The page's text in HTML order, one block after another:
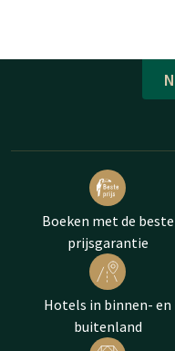
Boeken met de beste
prijsgarantie
Hotels in binnen- en
buitenland